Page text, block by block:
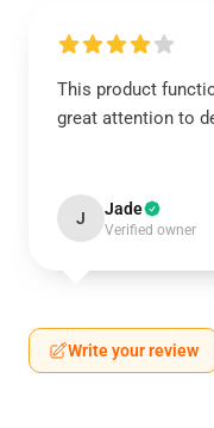
This product
great attention to
J Jade
Verified owner
Write your review